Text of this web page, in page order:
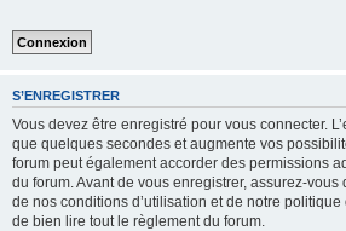
S’ENREGISTRER
Vous devez être enregistré pour vous connecter.
que quelques secondes et augmente vos
forum peut également accorder des permissions
du forum. Avant de vous enregistrer, assurez-vous
de nos conditions d’utilisation et de notre
de bien lire tout le règlement du forum.